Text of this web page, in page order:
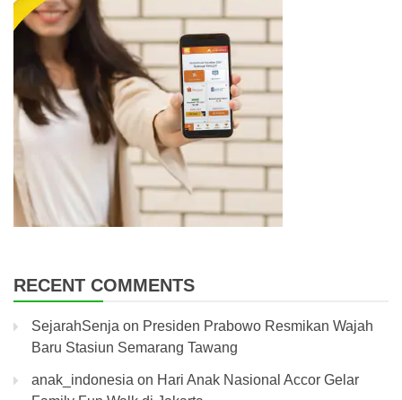
RECENT COMMENTS
SejarahSenja on Presiden Prabowo Resmikan Wajah
Baru Stasiun Semarang Tawang
anak_indonesia on Hari Anak Nasional Accor Gelar